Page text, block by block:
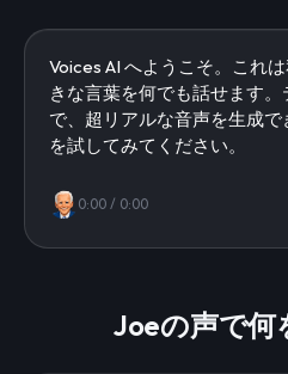
0:00 / 0:00
Joeの声で何